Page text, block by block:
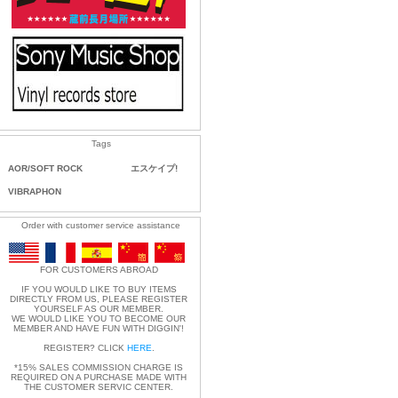
Tags
AOR/SOFT ROCK エスケイプ!
VIBRAPHON
Order with customer service assistance
FOR CUSTOMERS ABROAD
IF YOU WOULD LIKE TO BUY ITEMS
DIRECTLY FROM US, PLEASE REGISTER
YOURSELF AS OUR MEMBER.
WE WOULD LIKE YOU TO BECOME OUR
MEMBER AND HAVE FUN WITH DIGGIN'!
REGISTER? CLICK HERE
*15% SALES COMMISSION CHARGE IS
REQUIRED ON A PURCHASE MADE WITH
THE CUSTOMER SERVIC CENTER.